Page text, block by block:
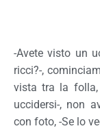
-Avete visto un
ricci?-,
vista tra la folla,
uccidersi-, non
con foto, -Se lo